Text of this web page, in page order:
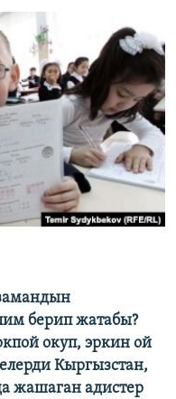
берип жатабы?
окуп, эркин ой
Кыргызстан,
жашаган адистер